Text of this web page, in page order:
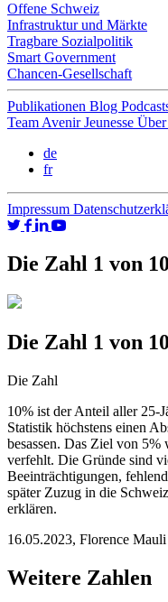
Offene Schweiz
Infrastruktur und Märkte
Tragbare Sozialpolitik
Smart Government
Chancen-Gesellschaft
Publikationen Blog
Team Avenir Jeunesse
de
fr
Impressum
Die Zahl 1 von 10
Die Zahl 1 von 10
Die Zahl
10% ist der Anteil aller 25-
Statistik höchstens einen
besassen. Das Ziel von
verfehlt. Die Gründe sind
Beeinträchtigungen,
später Zuzug in die
erklären.
16.05.2023, Florence Mauli
Weitere Zahlen